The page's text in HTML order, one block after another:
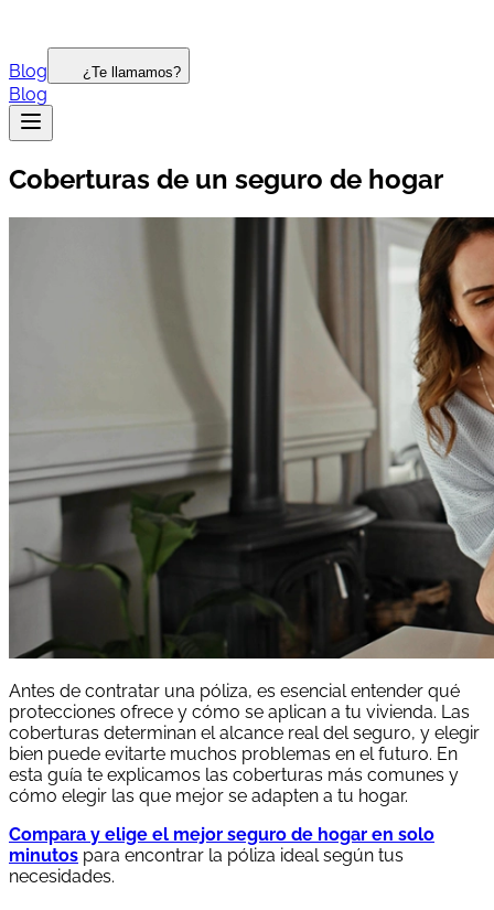
Blog ¿Te llamamos?
Blog
Coberturas de un seguro de hogar
Antes de contratar una póliza, es esencial entender qué
protecciones ofrece y cómo se aplican a tu vivienda. Las
coberturas determinan el alcance real del seguro, y elegir
bien puede evitarte muchos problemas en el futuro. En
esta guía te explicamos las coberturas más comunes y
cómo elegir las que mejor se adapten a tu hogar.
Compara y elige el mejor seguro de hogar en solo
minutos para encontrar la póliza ideal según tus
necesidades.